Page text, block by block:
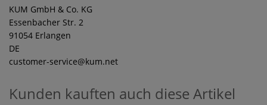
KUM GmbH & Co. KG
Essenbacher Str. 2
91054 Erlangen
DE
customer-service@kum.net
Kunden kauften auch diese Artikel